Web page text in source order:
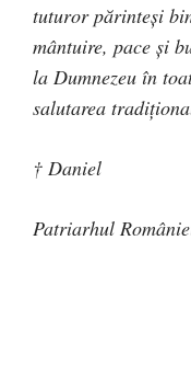
tuturor părinteşi
mântuire, pace şi
la Dumnezeu în
salutarea
† Daniel
Patriarhul